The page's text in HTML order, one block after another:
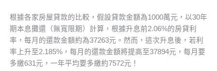
根據各家房屋貸款的比較，假設貸款金額為1000萬元，以30年
期本息攤還（無寬限期）計算，根據升息前2.06%的房貸利
率，每月的還款金額約為37263元。然而，這次升息後，若利
率上升至2.185%，每月的還款金額將提高至37894元，每月要
多繳631元，一年平均要多繳約7572元！